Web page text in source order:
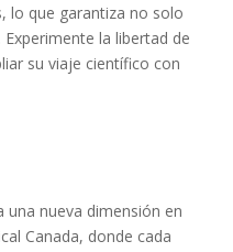
lo que garantiza no solo
la libertad de
su viaje científico con
una nueva dimensión en
Canada, donde cada